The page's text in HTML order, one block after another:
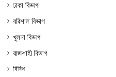
ঢাকা বিভাগ
বরিশাল বিভাগ
খুলনা বিভাগ
রাজশাহী বিভাগ
বিবিধ